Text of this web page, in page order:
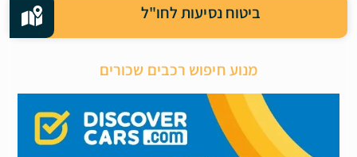
ביטוח נסיעות לחו"ל
מנוע חיפוש רכבים שכורים